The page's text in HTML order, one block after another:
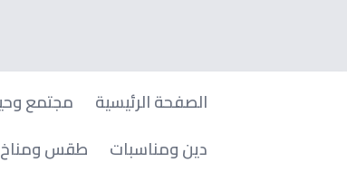
الصفحة الرئيسية مجتمع
دين ومناسبات
طقس ومناخ